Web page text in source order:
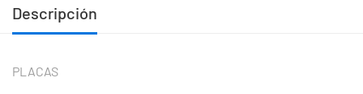
Descripción
PLACAS